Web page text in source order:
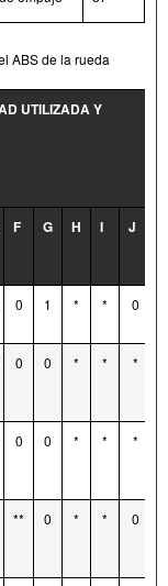
ABS de la rueda
UTILIZADA Y
F G H I J
0 1 * * 0
0 0 * * *
0 0 * * *
** 0 * * 0